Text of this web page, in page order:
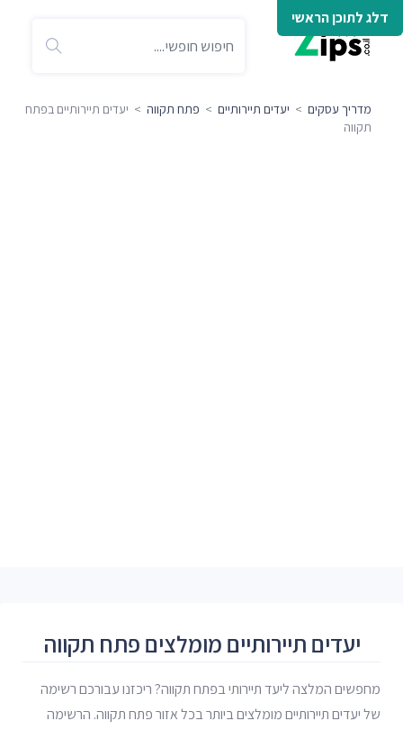
דלג לתוכן הראשי
מדריך עסקים > יעדים תיירותיים > פתח תקווה > יעדים תיירותיים בפתח
תקווה
יעדים תיירותיים מומלצים פתח תקווה
מחפשים המלצה ליעד תיירותי בפתח תקווה? ריכזנו עבורכם רשימה
של יעדים תיירותיים מומלצים ביותר בכל אזור פתח תקווה. הרשימה